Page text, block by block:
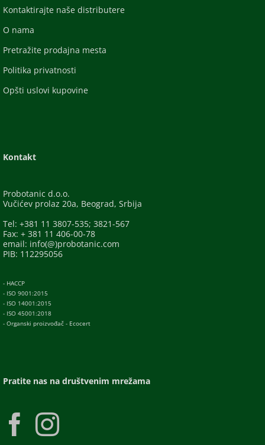
Kontaktirajte naše distributere
O nama
Pretražite prodajna mesta
Politika privatnosti
Opšti uslovi kupovine
Kontakt
Probotanic d.o.o.
Vučićev prolaz 20a, Beograd, Srbija
Tel: +381 11 3807-535; 3821-567
Fax: + 381 11 406-00-78
email: info(@)probotanic.com
PIB: 112295056
- HACCP
- ISO 9001:2015
- ISO 14001:2015
- ISO 45001:2018
- Organski proizvođač - Ecocert
Pratite nas na društvenim mrežama